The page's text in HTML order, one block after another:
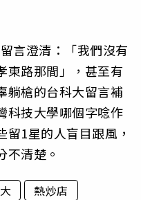
言澄清：「我們沒有
東路那間」，甚至有
躺槍的台科大留言補
科技大學哪個字唸作
留1星的人盲目跟風，
不清楚。
熱炒店